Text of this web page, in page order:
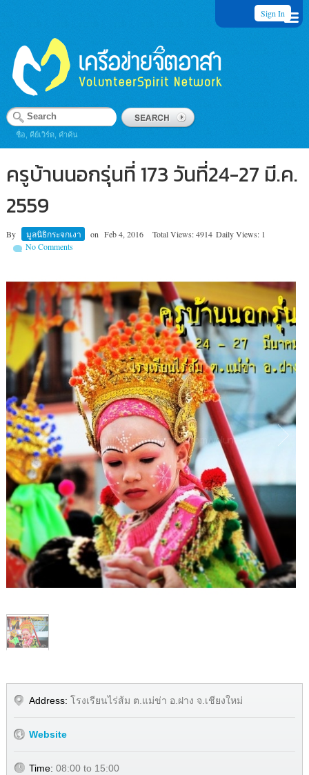
Sign In
ชื่อ, คีย์เวิร์ด, คำค้น
ครูบ้านนอกรุ่นที่ 173 วันที่24-27 มี.ค.
2559
By มูลนิธิกระจกเงา on Feb 4, 2016 Total Views: 4914 Daily Views: 1
No Comments
Address: โรงเรียนไร่ส้ม ต.แม่ข่า อ.ฝาง จ.เชียงใหม่
Website
Time: 08:00 to 15:00